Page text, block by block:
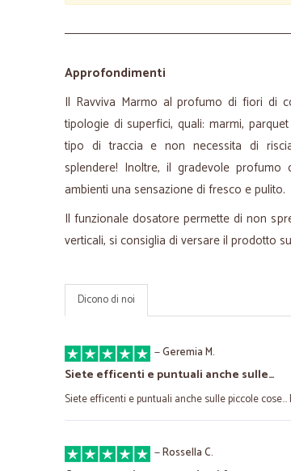
Approfondimenti
Il Ravviva Marmo al profumo di fiori di
tipologie di superfici, quali: marmi,
tipo di traccia e non necessita di
splendere! Inoltre, il gradevole
ambienti una sensazione di fresco e pulito.
Il funzionale dosatore permette di non
verticali, si consiglia di versare il prodotto
Dicono di noi
—Geremia M.
Siete efficenti e puntuali anche sulle…
Siete efficenti e puntuali anche sulle piccole cose...
—Rossella C.